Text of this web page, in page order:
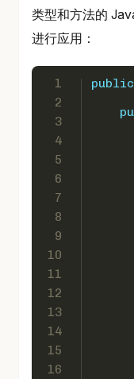
类型和方法的
进行应用：
1
2
3
4
5
6
7
8
9
10
11
12
13
14
15
16
public